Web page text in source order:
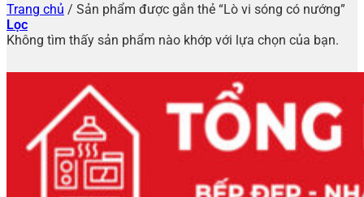
Trang chủ / Sản phẩm được gắn thẻ “Lò vi sóng có nướng”
Lọc
Không tìm thấy sản phẩm nào khớp với lựa chọn của bạn.